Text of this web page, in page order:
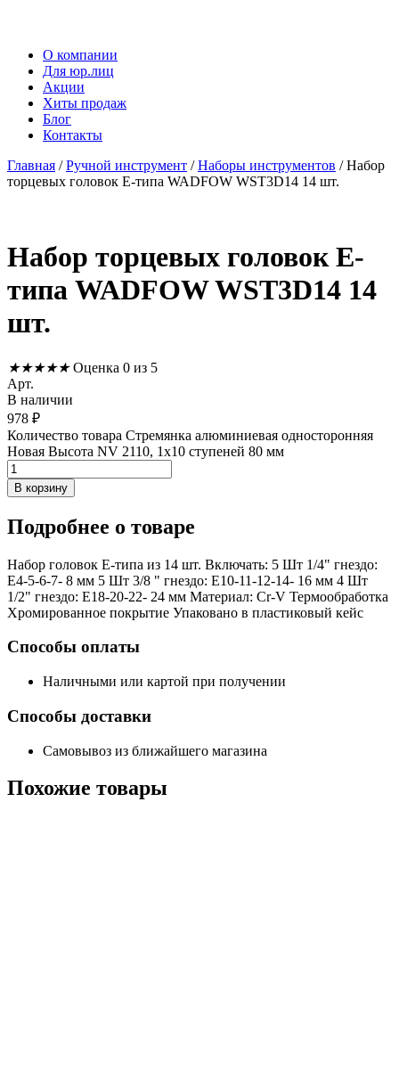
О компании
Для юр.лиц
Акции
Хиты продаж
Блог
Контакты
Главная /Ручной инструмент /Наборы инструментов / Набор
торцевых головок Е-типа WADFOW WST3D14 14 шт.
Набор торцевых головок Е-
типа WADFOW WST3D14 14
шт.
★★★★★ Оценка 0 из 5
Арт.
В наличии
978 ₽
Количество товара Стремянка алюминиевая односторонняя
Новая Высота NV 2110, 1х10 ступеней 80 мм
В корзину
Подробнее о товаре
Набор головок E-типа из 14 шт. Включать: 5 Шт 1/4" гнездо:
E4-5-6-7- 8 мм 5 Шт 3/8 " гнездо: E10-11-12-14- 16 мм 4 Шт
1/2" гнездо: E18-20-22- 24 мм Материал: Cr-V Термообработка
Хромированное покрытие Упаковано в пластиковый кейс
Способы оплаты
Наличными или картой при получении
Способы доставки
Самовывоз из ближайшего магазина
Похожие товары